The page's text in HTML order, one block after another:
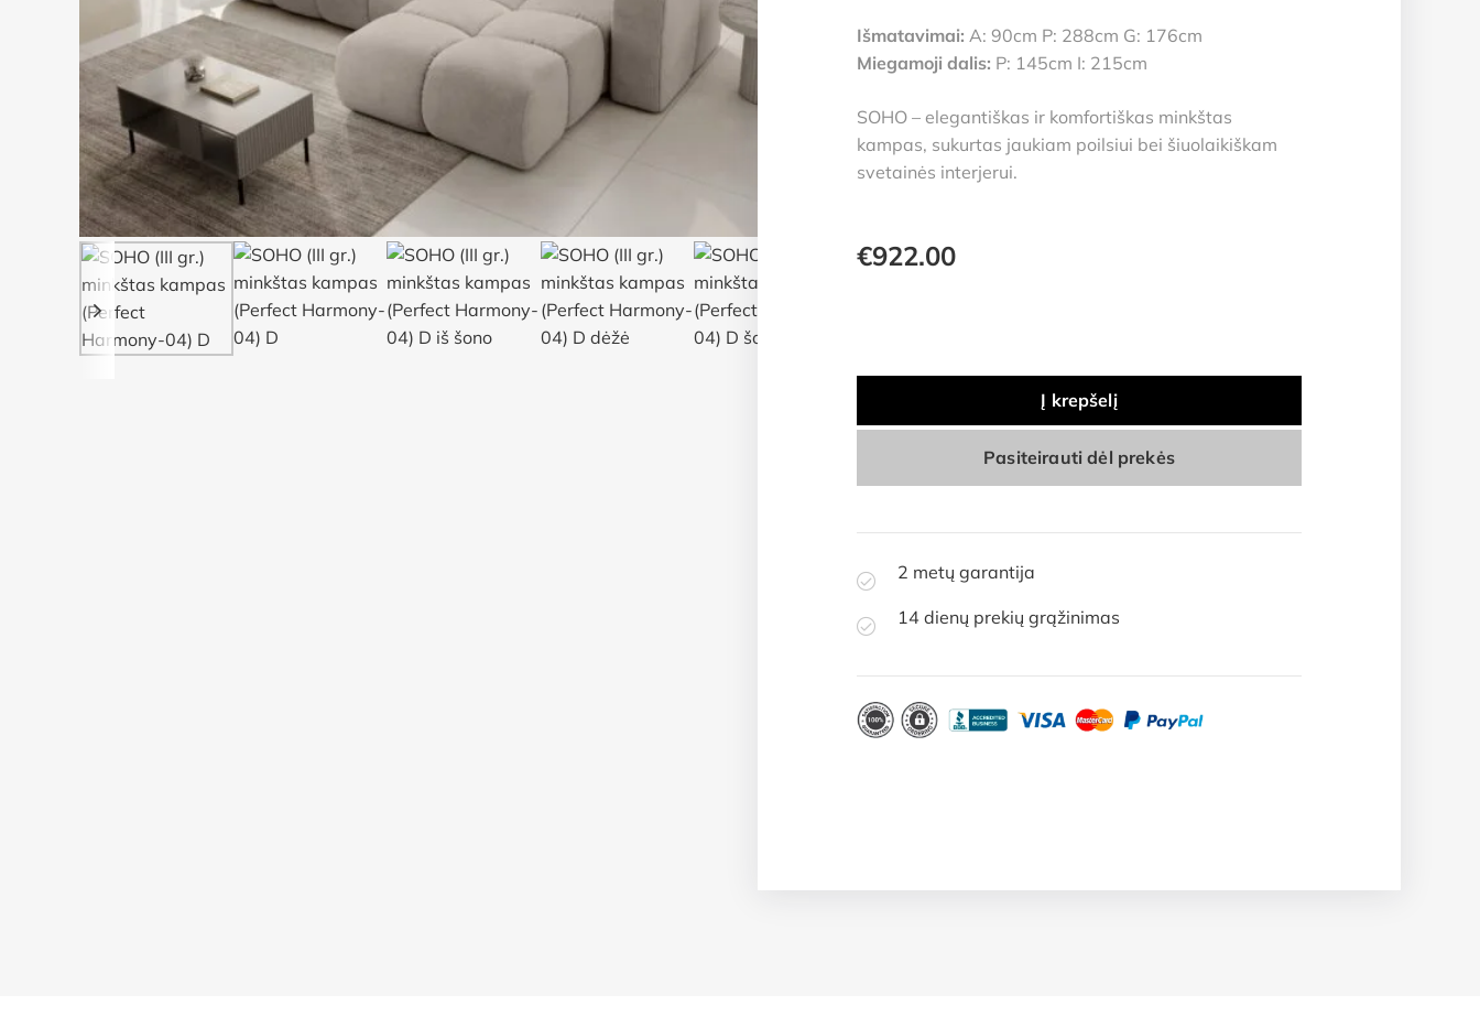
Išmatavimai: A: 90cm P: 288cm G: 176cm
Miegamoji dalis: P: 145cm I: 215cm
SOHO – elegantiškas ir komfortiškas minkštas
kampas, sukurtas jaukiam poilsiui bei šiuolaikiškam
svetainės interjerui.
€922.00
Į krepšelį
Pasiteirauti dėl prekės
2 metų garantija
14 dienų prekių grąžinimas